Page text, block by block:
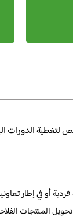
الدورات
أو في إطار
المنتجات